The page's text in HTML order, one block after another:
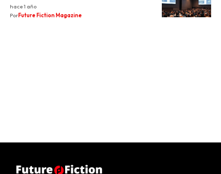
hace 1 año
PorFuture Fiction Magazine